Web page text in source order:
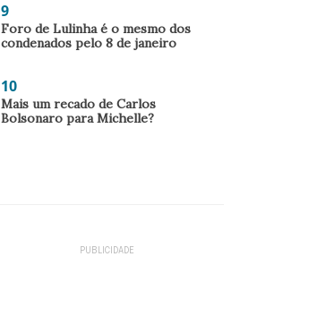
9
Foro de Lulinha é o mesmo dos
condenados pelo 8 de janeiro
10
Mais um recado de Carlos
Bolsonaro para Michelle?